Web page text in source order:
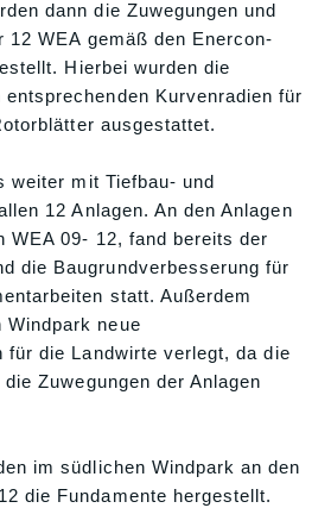
dann die Zuwegungen und
12 WEA gemäß den Enercon-
Hierbei wurden die
entsprechenden Kurvenradien für
ausgestattet.
weiter mit Tiefbau- und
12 Anlagen. An den Anlagen
WEA 09- 12, fand bereits der
die Baugrundverbesserung für
statt. Außerdem
Windpark neue
für die Landwirte verlegt, da die
Zuwegungen der Anlagen
im südlichen Windpark an den
die Fundamente hergestellt.